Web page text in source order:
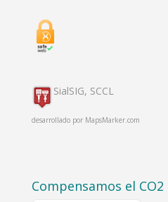
SialSIG, SCCL
desarrollado por MapsMarker.com
Compensamos el CO2